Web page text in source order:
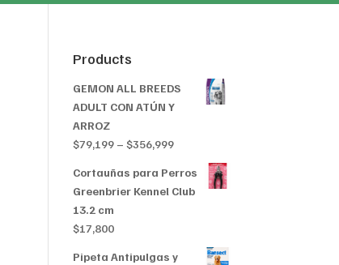
Products
GEMON ALL BREEDS
ADULT CON ATÚN Y
ARROZ
$79,199 – $356,999Price
range:
$79,199
through
Cortauñas para Perros
Greenbrier Kennel Club
13.2 cm
$17,800
Pipeta Antipulgas y